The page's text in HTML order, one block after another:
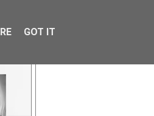
GOT IT